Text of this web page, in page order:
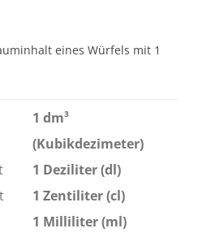
eines Würfels mit 1
1 dm³
(Kubikdezimeter)
1 Deziliter (dl)
1 Zentiliter (cl)
1 Milliliter (ml)